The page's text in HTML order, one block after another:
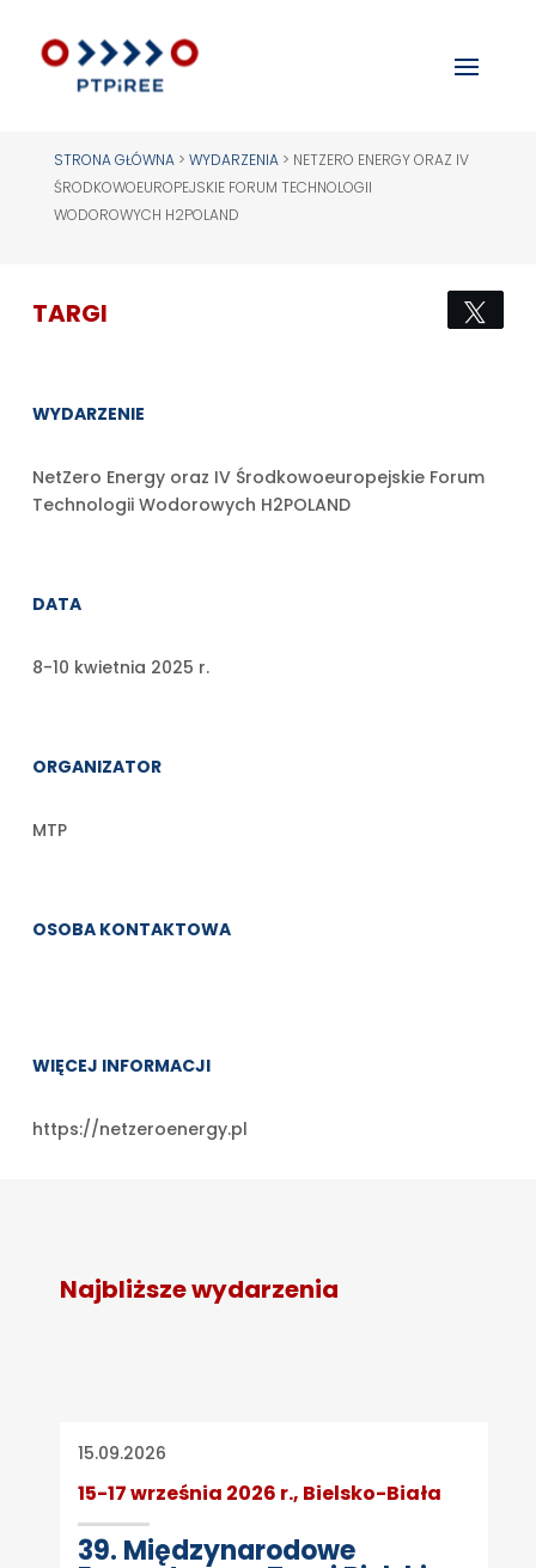
STRONA GŁÓWNA> WYDARZENIA> NETZERO ENERGY ORAZ IV
ŚRODKOWOEUROPEJSKIE FORUM TECHNOLOGII
WODOROWYCH H2POLAND
TARGI
WYDARZENIE
NetZero Energy oraz IV Środkowoeuropejskie Forum
Technologii Wodorowych H2POLAND
DATA
8-10 kwietnia 2025 r.
ORGANIZATOR
MTP
OSOBA KONTAKTOWA
WIĘCEJ INFORMACJI
https://netzeroenergy.pl
Najbliższe wydarzenia
15.09.2026
15-17 września 2026 r., Bielsko-Biała
39. Międzynarodowe